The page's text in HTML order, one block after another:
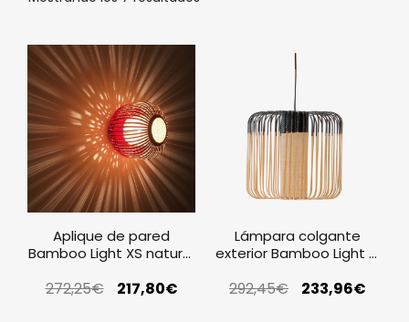
Aplique de pared
Bamboo Light XS natural
272,25€ 217,80€
Lámpara colgante
exterior Bamboo Light M
292,45€ 233,96€